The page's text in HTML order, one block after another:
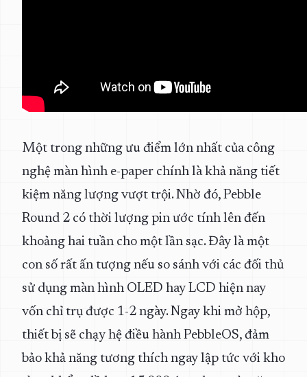
Một trong những ưu điểm lớn nhất của công
nghệ màn hình e-paper chính là khả năng tiết
kiệm năng lượng vượt trội. Nhờ đó, Pebble
Round 2 có thời lượng pin ước tính lên đến
khoảng hai tuần cho một lần sạc. Đây là một
con số rất ấn tượng nếu so sánh với các đối thủ
sử dụng màn hình OLED hay LCD hiện nay
vốn chỉ trụ được 1-2 ngày. Ngay khi mở hộp,
thiết bị sẽ chạy hệ điều hành PebbleOS, đảm
bảo khả năng tương thích ngay lập tức với kho